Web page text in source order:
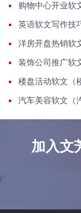
购物中心开业软
英语软文写作技
洋房开盘热销软
装饰公司推广软
楼盘活动软文（
汽车美容软文（
加入文